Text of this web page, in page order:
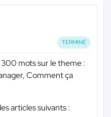
TERMINÉ
mots sur le theme :
Comment ça
articles suivants :